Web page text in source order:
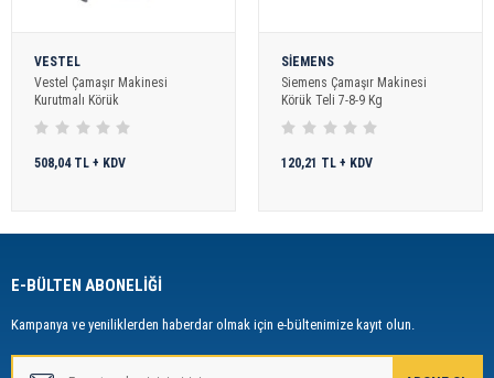
VESTEL
Vestel Çamaşır Makinesi
Kurutmalı Körük
508,04 TL + KDV
SİEMENS
Siemens Çamaşır Makinesi
Körük Teli 7-8-9 Kg
120,21 TL + KDV
E-BÜLTEN ABONELİĞİ
Kampanya ve yeniliklerden haberdar olmak için e-bültenimize kayıt olun.